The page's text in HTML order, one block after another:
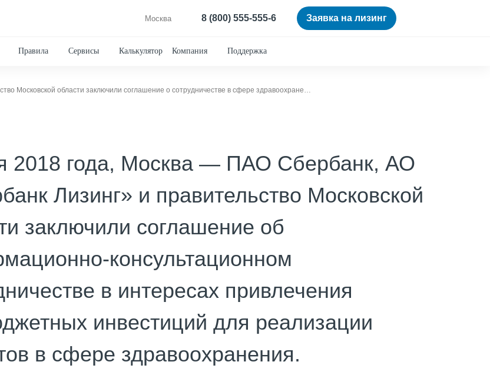
Москва 8 (800) 555-555-6 Заявка на лизинг
Правила Сервисы Калькулятор Компания Поддержка
«Сбербанк Лизинг» и правительство Московской области заключили соглашение о сотрудничестве в сфере здравоохранения
2018 года, Москва — ПАО Сбербанк, АО
Лизинг» и правительство Московской
заключили соглашение об
консультационном
в интересах привлечения
инвестиций для реализации
в сфере здравоохранения.